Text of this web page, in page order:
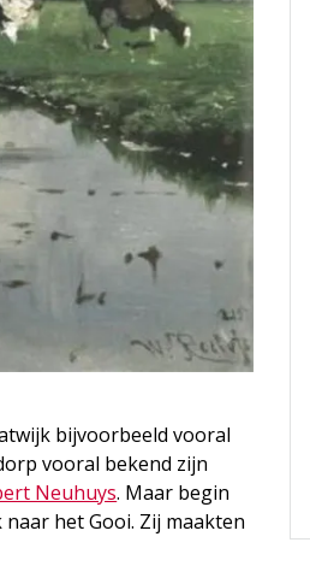
bijvoorbeeld vooral
vooral bekend zijn
Neuhuys. Maar begin
het Gooi. Zij maakten